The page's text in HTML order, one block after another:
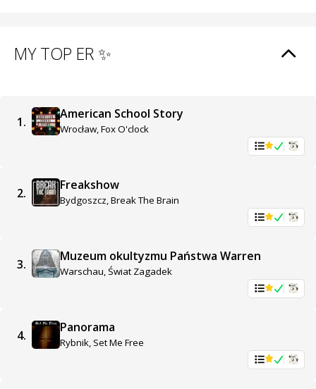
MY TOP ER ✨
1.
American School Story
Wrocław, Fox O'clock
2.
Freakshow
Bydgoszcz, Break The Brain
3.
Muzeum okultyzmu Państwa Warren
Warschau, Świat Zagadek
4.
Panorama
Rybnik, Set Me Free